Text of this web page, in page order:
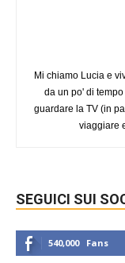
Mi chiamo Lucia e
da un po' di
guardare la TV (in
viaggiare
SEGUICI SUI
540,000 Fans